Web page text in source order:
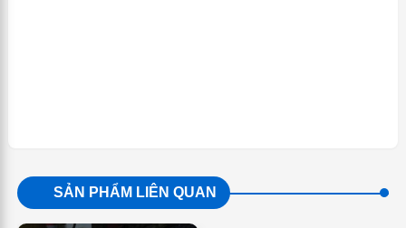
SẢN PHẨM LIÊN QUAN